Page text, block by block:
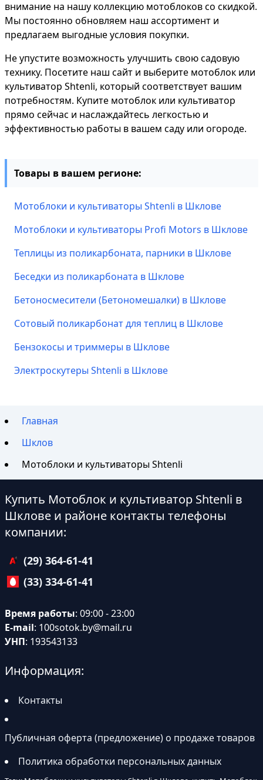
внимание на нашу коллекцию мотоблоков со скидкой.
Мы постоянно обновляем наш ассортимент и
предлагаем выгодные условия покупки.
Не упустите возможность улучшить свою садовую
технику. Посетите наш сайт и выберите мотоблок или
культиватор Shtenli, который соответствует вашим
потребностям. Купите мотоблок или культиватор
прямо сейчас и наслаждайтесь легкостью и
эффективностью работы в вашем саду или огороде.
Товары в вашем регионе:
Мотоблоки и культиваторы Shtenli в Шклове
Мотоблоки и культиваторы Profi Motors в Шклове
Теплицы из поликарбоната, парники в Шклове
Беседки из поликарбоната в Шклове
Бетоносмесители (Бетономешалки) в Шклове
Сотовый поликарбонат для теплиц в Шклове
Бензокосы и триммеры в Шклове
Электроскутеры Shtenli в Шклове
Главная
Шклов
Мотоблоки и культиваторы Shtenli
Купить Мотоблок и культиватор Shtenli в
Шклове и районе контакты телефоны
компании:
(29) 364-61-41
(33) 334-61-41
Время работы: 09:00 - 23:00
E-mail: 100sotok.by@mail.ru
УНП: 193543133
Информация:
Контакты
Публичная оферта (предложение) о продаже товаров
Политика обработки персональных данных